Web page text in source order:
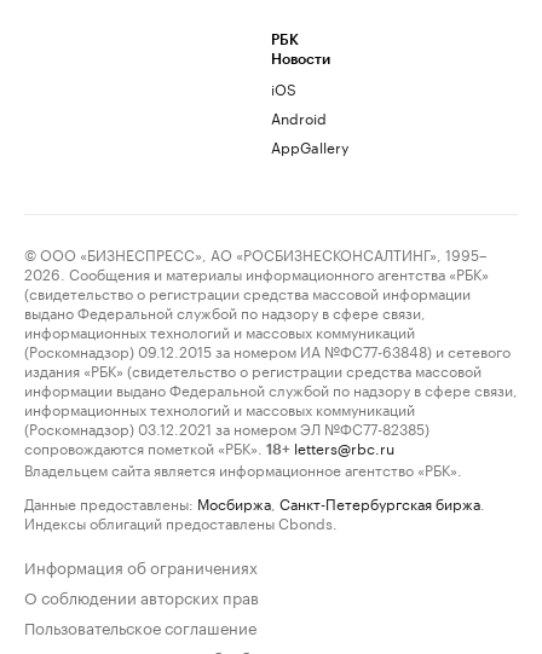
РБК
Новости
iOS
Android
AppGallery
© ООО «БИЗНЕСПРЕСС», АО «РОСБИЗНЕСКОНСАЛТИНГ», 1995–
2026. Сообщения и материалы информационного агентства «РБК»
(свидетельство о регистрации средства массовой информации
выдано Федеральной службой по надзору в сфере связи,
информационных технологий и массовых коммуникаций
(Роскомнадзор) 09.12.2015 за номером ИА №ФС77-63848) и сетевого
издания «РБК» (свидетельство о регистрации средства массовой
информации выдано Федеральной службой по надзору в сфере связи,
информационных технологий и массовых коммуникаций
(Роскомнадзор) 03.12.2021 за номером ЭЛ №ФС77-82385)
сопровождаются пометкой «РБК».
18+ letters@rbc.ru
Владельцем сайта является информационное агентство «РБК».
Данные предоставлены: Мосбиржа Санкт-Петербургская биржа
Индексы облигаций предоставлены Cbonds.
Информация об ограничениях
О соблюдении авторских прав
Пользовательское соглашение